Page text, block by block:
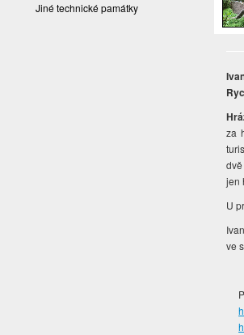
Jiné technické památky
za
jen
U
ve